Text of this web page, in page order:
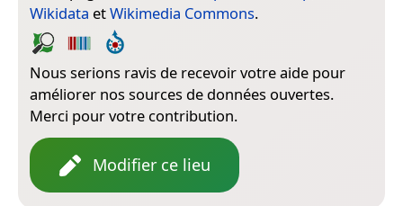
Wikidata etWikimedia Commons.
Nous serions ravis de recevoir votre aide pour
améliorer nos sources de données ouvertes.
Merci pour votre contribution.
Modifier ce lieu